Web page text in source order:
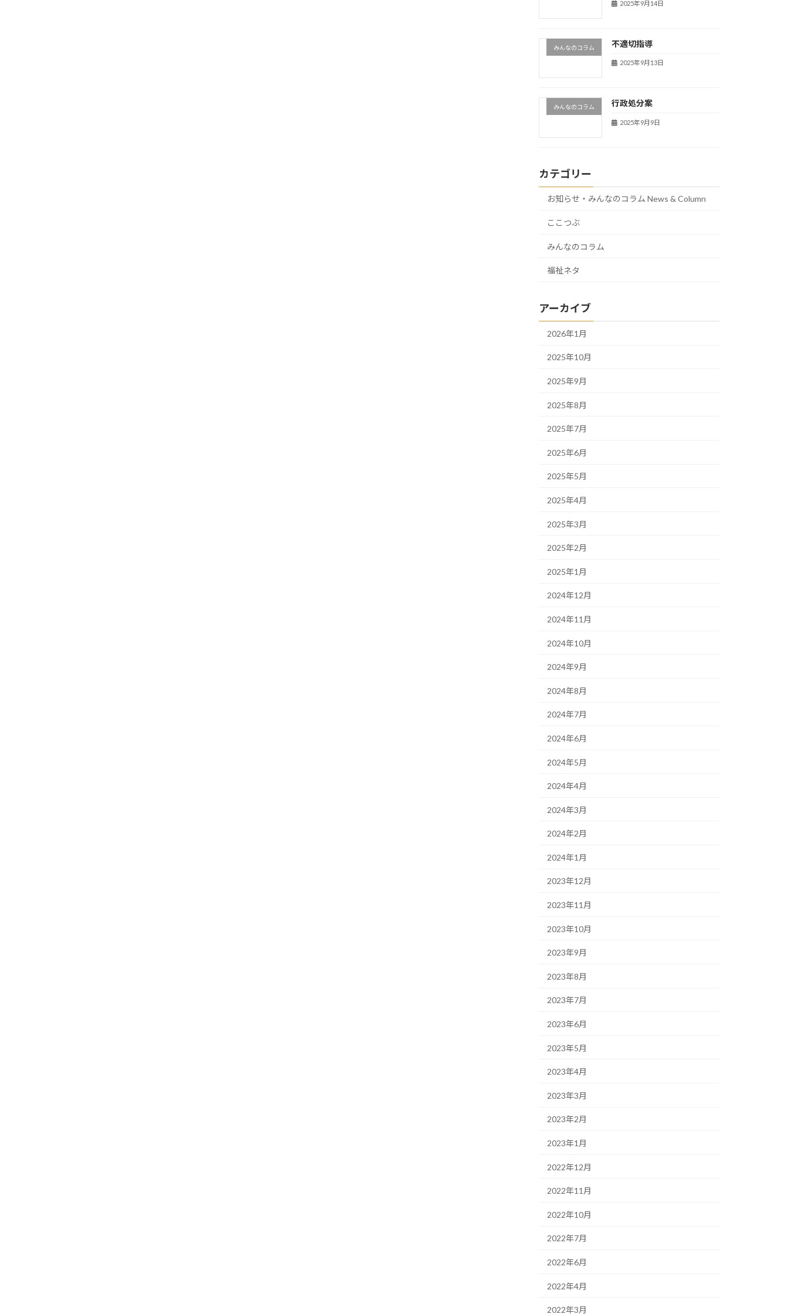
2025年9月14日
みんなのコラム 不適切指導
2025年9月13日
みんなのコラム 行政処分案
2025年9月9日
カテゴリー
お知らせ・みんなのコラム News & Column
ここつぶ
みんなのコラム
福祉ネタ
アーカイブ
2026年1月
2025年10月
2025年9月
2025年8月
2025年7月
2025年6月
2025年5月
2025年4月
2025年3月
2025年2月
2025年1月
2024年12月
2024年11月
2024年10月
2024年9月
2024年8月
2024年7月
2024年6月
2024年5月
2024年4月
2024年3月
2024年2月
2024年1月
2023年12月
2023年11月
2023年10月
2023年9月
2023年8月
2023年7月
2023年6月
2023年5月
2023年4月
2023年3月
2023年2月
2023年1月
2022年12月
2022年11月
2022年10月
2022年7月
2022年6月
2022年4月
2022年3月